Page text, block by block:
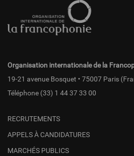
page
Organisation internationale de la
19-21 avenue Bosquet • 75007 Paris
Téléphone (33) 1 44 37 33 00
RECRUTEMENTS
APPELS À CANDIDATURES
MARCHÉS PUBLICS